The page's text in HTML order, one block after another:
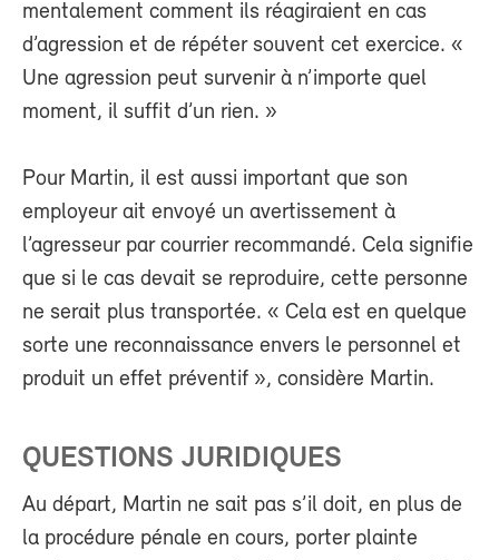
mentalement comment ils réagiraient en cas
d’agression et de répéter souvent cet exercice. «
Une agression peut survenir à n’importe quel
moment, il suffit d’un rien. »
Pour Martin, il est aussi important que son
employeur ait envoyé un avertissement à
l’agresseur par courrier recommandé. Cela signifie
que si le cas devait se reproduire, cette personne
ne serait plus transportée. « Cela est en quelque
sorte une reconnaissance envers le personnel et
produit un effet préventif », considère Martin.
QUESTIONS JURIDIQUES
Au départ, Martin ne sait pas s’il doit, en plus de
la procédure pénale en cours, porter plainte